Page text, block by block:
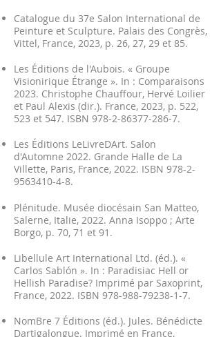
Catalogue du 37e Salon International de
Peinture et Sculpture. Palais des Congrès,
Vittel, France, 2023, p. 26, 27, 29 et 85.
Les Éditions de l'Aubois. « Groupe
Visionirique Étrange ». In : Comparaisons
2023. Christophe Chauffour, Hervé Loilier
et Paul Alexis (dir.). France, 2023, p. 522,
523 et 547. ISBN 978-2-86377-286-7.
Les Éditions LeLivreDArt. Salon
d'Automne 2022. Grande Halle de La
Villette, Paris, France, 2022. ISBN 978-2-
9563410-4-8.
Plénitude. Musée diocésain San Matteo,
Salerne, Italie, 2022. Anna Isoppo ; Arte
Borgo, p. 70, 71 et 91.
Libellule Art International Ltd. (éd.). «
Carlos Sablón ». In : Paradisiac Hell or
Hellish Paradise? Imprimé par Saxoprint,
France, 2022. ISBN 978-988-79238-1-7.
NomBre 7 Éditions (éd.). Jules. Bénédicte
Dartigalongue. Imprimé en France,